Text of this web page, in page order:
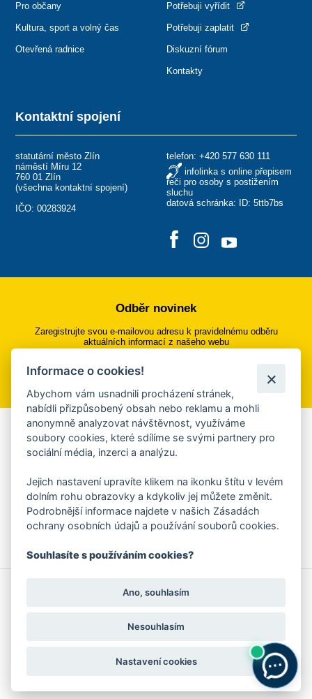
Kontaktní spojení
statutární město Zlín
náměstí Míru 12
760 01 Zlín
(všechna kontaktní spojení)
IČO: 00283924
telefon: +420 577 630 111
infolinka s online přepisem
řeči pro osoby s postižením
sluchu
datová schránka: ID: 5ttb7bs
Pro občany
Kultura, sport a volný čas
Otevřená radnice
Potřebuji vyřídit
Potřebuji zaplatit
Diskuzní fórum
Kontakty
Odběr novinek
Zaregistrujte svou e-mailovou adresu k pravidelnému odběru
aktuálních informací z našeho webu
Přihlásit se k odběru
Aplikace Mobilní rozhlas
Chcete dostávat do svého mobilu či mailu upozornění na
ankety, pozvánky na kulturní a sportovní akce?
Více informací o aplikaci
Ochrana osobních údajů
Informace o cookies!
Abychom vám usnadnili procházení stránek,
nabídli přizpůsobený obsah nebo reklamu a mohli
anonymně analyzovat návštěvnost, využíváme
soubory cookies, které sdílíme se svými partnery pro
sociální média, inzerci a analýzu.
Jejich nastavení upravíte klikem na ikonku štítu v levém
dolním rohu obrazovky a kdykoliv jej můžete změnit.
Podrobnější informace najdete v našich Zásadách
ochrany osobních údajů a používání souborů cookies.
Souhlasíte s používáním cookies?
Ano, souhlasím
Nesouhlasím
Nastavení cookies